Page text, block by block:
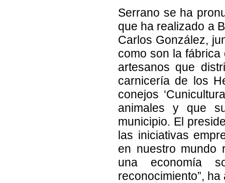
Serrano se ha
que ha realizado a
Carlos González,
como son la fábrica
artesanos que
carnicería de los
conejos
animales y que
municipio. El
las iniciativas
en nuestro mundo
una economía
reconocimiento”,